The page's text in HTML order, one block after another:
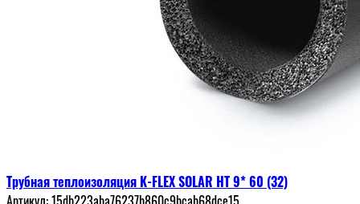
Трубная теплоизоляция K-FLEX SOLAR HT 9* 60 (32)